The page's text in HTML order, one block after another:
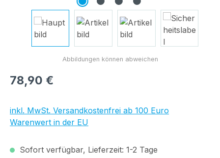
Regulärer Preis:
78,90 €
inkl. MwSt. Versandkostenfrei ab 100 Euro
Warenwert in der EU
Sofort verfügbar, Lieferzeit: 1-2 Tage